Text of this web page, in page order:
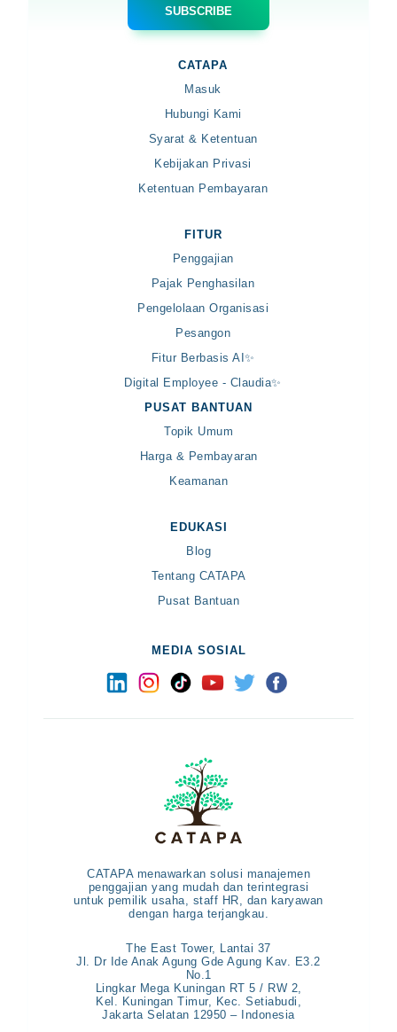
CATAPA
Masuk
Hubungi Kami
Syarat & Ketentuan
Kebijakan Privasi
Ketentuan Pembayaran
FITUR
Penggajian
Pajak Penghasilan
Pengelolaan Organisasi
Pesangon
Fitur Berbasis AI✨
Digital Employee - Claudia✨
PUSAT BANTUAN
Topik Umum
Harga & Pembayaran
Keamanan
EDUKASI
Blog
Tentang CATAPA
Pusat Bantuan
MEDIA SOSIAL
CATAPA menawarkan solusi manajemen
penggajian yang mudah dan terintegrasi
untuk pemilik usaha, staff HR, dan karyawan
dengan harga terjangkau.
The East Tower, Lantai 37
Jl. Dr Ide Anak Agung Gde Agung Kav. E3.2
No.1
Lingkar Mega Kuningan RT 5 / RW 2,
Kel. Kuningan Timur, Kec. Setiabudi,
Jakarta Selatan 12950 – Indonesia